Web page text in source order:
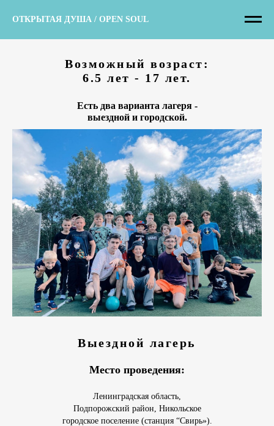
ОТКРЫТАЯ ДУША / OPEN SOUL
Возможный возраст:
6.5 лет - 17 лет.
Есть два варианта лагеря -
выездной и городской.
Выездной лагерь
Место проведения:
Ленинградская область,
Подпорожский район, Никольское
городское поселение (станция “Свирь»).